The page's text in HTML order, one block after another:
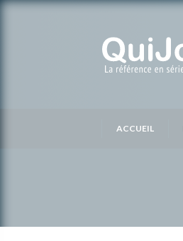
ACCUEIL